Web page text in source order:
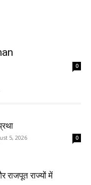
0
5, 2026 0
राजपूत राज्यों में